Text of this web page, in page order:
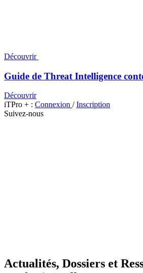
Découvrir
Guide de Threat Intelligence
Découvrir
iTPro + : Connexion /Inscription
Suivez-nous
Actualités, Dossiers et